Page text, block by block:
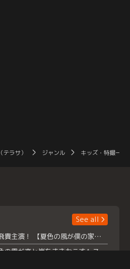
ラサ） ジャンル キッズ・特撮一覧
See all
浮所飛貴主演！ 【夏色の風が僕の家にやってきた】 本日よりテラサで独占配信スタート！
『夏色の雲が恋と嵐をまきおこす』スペシャルメイキング 【Part1】2026年７月18日（土）23時30分～配信スタート！話題のシーンの裏側を大公開！豪華キャスト大集合！ 『武宮家 真夏の家族会議』開催！